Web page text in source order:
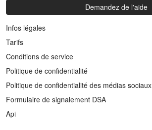
Demandez de l'aide
Infos légales
Tarifs
Conditions de service
Politique de confidentialité
Politique de confidentialité des médias sociaux
Formulaire de signalement DSA
Api